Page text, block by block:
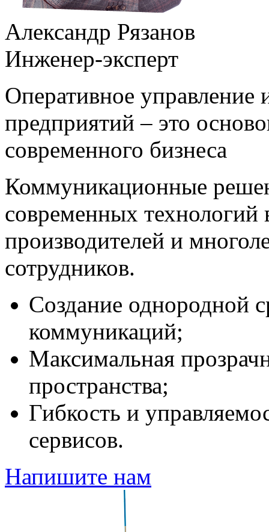
Александр Рязанов
Инженер-эксперт
Оперативное
предприятий – это
современного бизнеса
Коммуникационные
современных
производителей и
сотрудников.
Создание однородной
коммуникаций;
Максимальная
пространства;
Гибкость и
сервисов.
Напишите нам